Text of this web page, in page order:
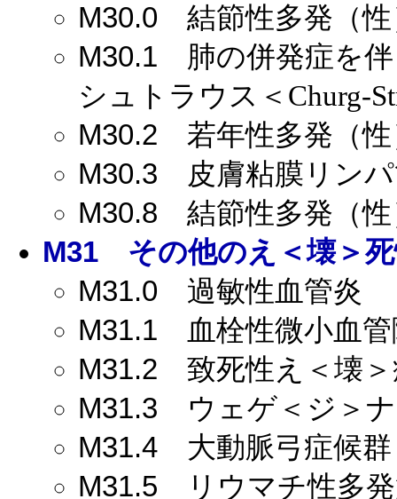
M30.0 結節性多発（性
M30.1 肺の併発症を伴
シュトラウス＜
M30.2 若年性多発（性
M30.3 皮膚粘膜リンパ
M30.8 結節性多発（性
M31 その他のえ＜壊＞
M31.0 過敏性血管炎
M31.1 血栓性微小血管
M31.2 致死性え＜壊＞
M31.3 ウェゲ＜ジ＞ナ
M31.4 大動脈弓症候群
M31.5 リウマチ性多発